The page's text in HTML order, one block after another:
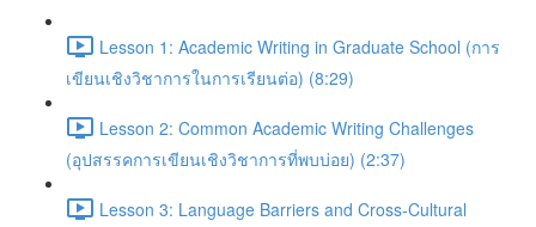
Lesson 1: Academic Writing in Graduate School (การ
เขียนเชิงวิชาการในการเรียนต่อ) (8:29)
Lesson 2: Common Academic Writing Challenges
(อุปสรรคการเขียนเชิงวิชาการที่พบบ่อย) (2:37)
Lesson 3: Language Barriers and Cross-Cultural